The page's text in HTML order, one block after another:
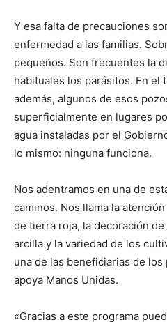
Y esa falta de precauciones
enfermedad a las familias.
pequeños. Son frecuentes la
habituales los parásitos. En el
además, algunos de esos
superficialmente en lugares
agua instaladas por el
lo mismo: ninguna funciona.
Nos adentramos en una de
caminos. Nos llama la
de tierra roja, la decoración
arcilla y la variedad de los
una de las beneficiarias de
apoya Manos Unidas.
«Gracias a este programa